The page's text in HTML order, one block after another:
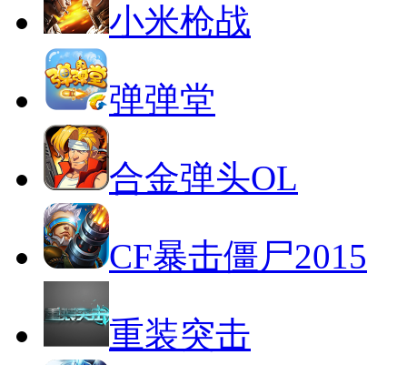
小米枪战
弹弹堂
合金弹头OL
CF暴击僵尸2015
重装突击